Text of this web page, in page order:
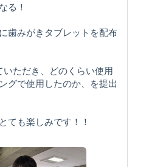
る！
歯みがきタブレットを配布
いただき、どのくらい使用
グで使用したのか、を提出
ても楽しみです！！